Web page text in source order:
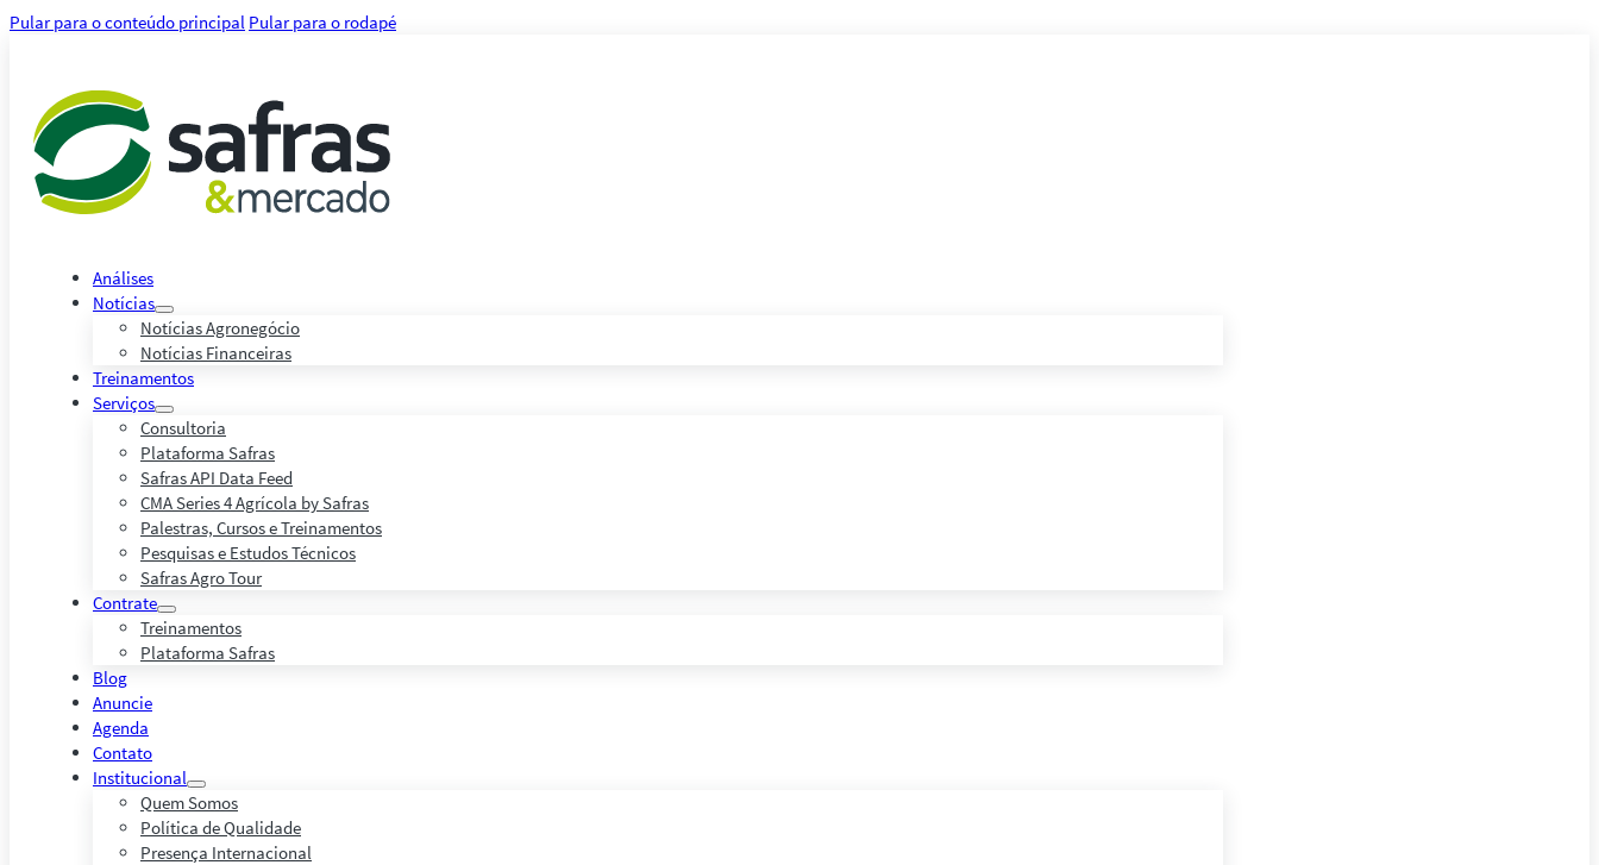
Pular para o conteúdo principal Pular para o rodapé
Análises
Notícias
Notícias Agronegócio
Notícias Financeiras
Treinamentos
Serviços
Consultoria
Plataforma Safras
Safras API Data Feed
CMA Series 4 Agrícola by Safras
Palestras, Cursos e Treinamentos
Pesquisas e Estudos Técnicos
Safras Agro Tour
Contrate
Treinamentos
Plataforma Safras
Blog
Anuncie
Agenda
Contato
Institucional
Quem Somos
Política de Qualidade
Presença Internacional